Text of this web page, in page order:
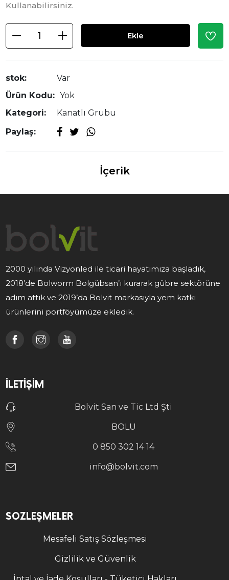
Kullanabilirsiniz.
Ekle
stok:
Var
Ürün Kodu: Yok
Kategori:
Kanatlı Grubu
Paylaş:
İçerik
2000 yılında Vizyonled ile ticari hayatımıza başladık,
2018’de Bolworm Bolgübsan’ı kurarak gübre sektörüne
adım attık ve 2019’da Bolvit markasıyla yem katkı
ürünlerini portföyümüze ekledik.
İLETIŞIM
Bolvit San ve Tic Ltd Şti
BOLU
0 850 302 14 14
info@bolvit.com
SÖZLEŞMELER
Mesafeli Satış Sözleşmesi
Gizlilik ve Güvenlik